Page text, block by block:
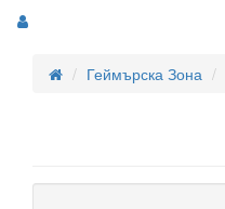
Геймърска Зона